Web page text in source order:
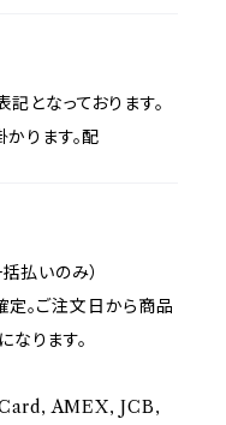
となっております。
ります。配
払いのみ）
。ご注文日から商品
ります。
AMEX, JCB,